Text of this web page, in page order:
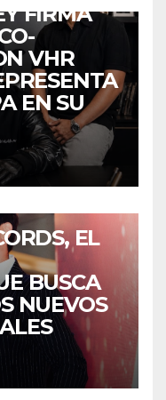
FIRMA
VHR
EN SU
EL
BUSCA
NUEVOS